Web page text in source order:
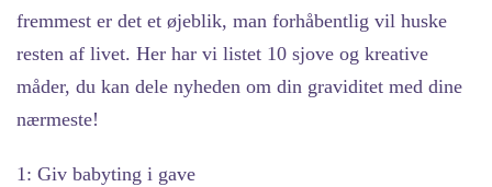
fremmest er det et øjeblik, man forhåbentlig vil huske
resten af livet. Her har vi listet 10 sjove og kreative
måder, du kan dele nyheden om din graviditet med dine
nærmeste!
1: Giv babyting i gave